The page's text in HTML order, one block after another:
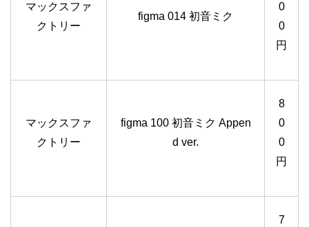
マックスファ
クトリー
figma 014 初音ミク
0
0
円
マックスファ
クトリー
figma 100 初音ミク Appen
d ver.
8
0
0
円
7